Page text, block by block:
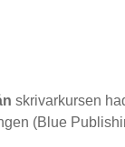
skrivarkursen
(Blue